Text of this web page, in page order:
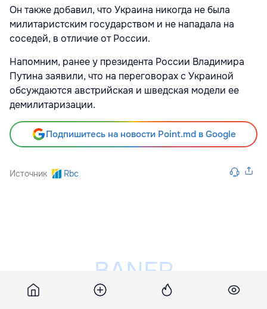
Он также добавил, что Украина никогда не была
милитаристским государством и не нападала на
соседей, в отличие от России.
Напомним, ранее у президента России Владимира
Путина заявили, что на переговорах с Украиной
обсуждаются австрийская и шведская модели ее
демилитаризации.
Подпишитесь на новости Point.md в Google
Источник Rbc